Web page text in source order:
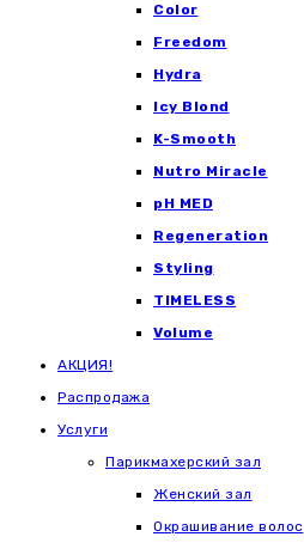
Color
Freedom
Hydra
Icy Blond
K-Smooth
Nutro Miracle
pH MED
Regeneration
Styling
TIMELESS
Volume
АКЦИЯ!
Распродажа
Услуги
Парикмахерский зал
Женский зал
Окрашивание волос